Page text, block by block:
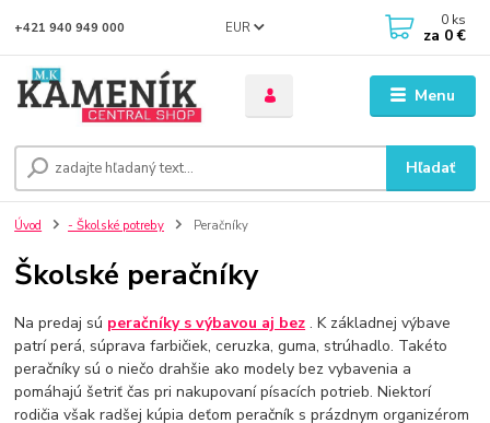
Menu
EUR
Hľadať
+421 940 949 000 0 ks
za 0 €
Úvod - Školské potreby Peračníky
Školské peračníky
Na predaj sú peračníky s výbavou aj bez . K základnej výbave
patrí perá, súprava farbičiek, ceruzka, guma, strúhadlo. Takéto
peračníky sú o niečo drahšie ako modely bez vybavenia a
pomáhajú šetriť čas pri nakupovaní písacích potrieb. Niektorí
rodičia však radšej kúpia deťom peračník s prázdnym organizérom